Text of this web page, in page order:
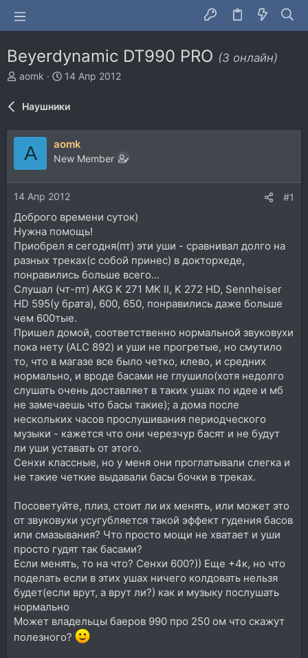
Beyerdynamic DT990 PRO (3 онлайн)
А
т
р
т
aomk
Д
н
а
а
14 Апр 2012
Наушники
A aomk
New Member
14 Апр 2012 #1
Доброго времени суток)
Нужна помощь!
Приобрел я сегодня(пт) эти уши - сравнивал долго на
разных треках(с собой принес) в докторхеде,
понравились больше всего...
Слушал (чт-пт) AKG K 271 MK II, K 272 HD, Sennheiser
HD 595(у брата), 600, 650, понравились даже больше
чем 600тые.
Пришел домой, соответственно нормальной звуковухи
пока нету (ALC 892) и уши не прогретые, но смутило
то, что в магазе все было четко, клево, и средних
нормально, и вроде басами не глушило(хотя недолго
слушать очень доставляет в таких ушах по идее и мб
не замечаешь что басы такие); а дома после
нескольких часов прослушивания периодческого
музыки - кажется что они черезчур басят и не будут
ли уши уставать от этого.
Сенхи классные, но у меня они проглатывали слегка и
не такие четкие выдавали басы бочки в треках.
Посоветуйте, плиз, стоит ли их менять, или может это
от звуковухи усугубляется такой эффект гудения басов
или смазывания? Что просто мощи не хватает и уши
просто гудят так басами?
Если менять, то на что? Сенхи 600?)) Еще +4к, но что
поделать если в этих ушах ничего колдовать нельзя
будет(если врут, а врут ли?) как и музыку послушать
нормально
Может владельцы баеров 990 про 250 ом что скажут
полезного?